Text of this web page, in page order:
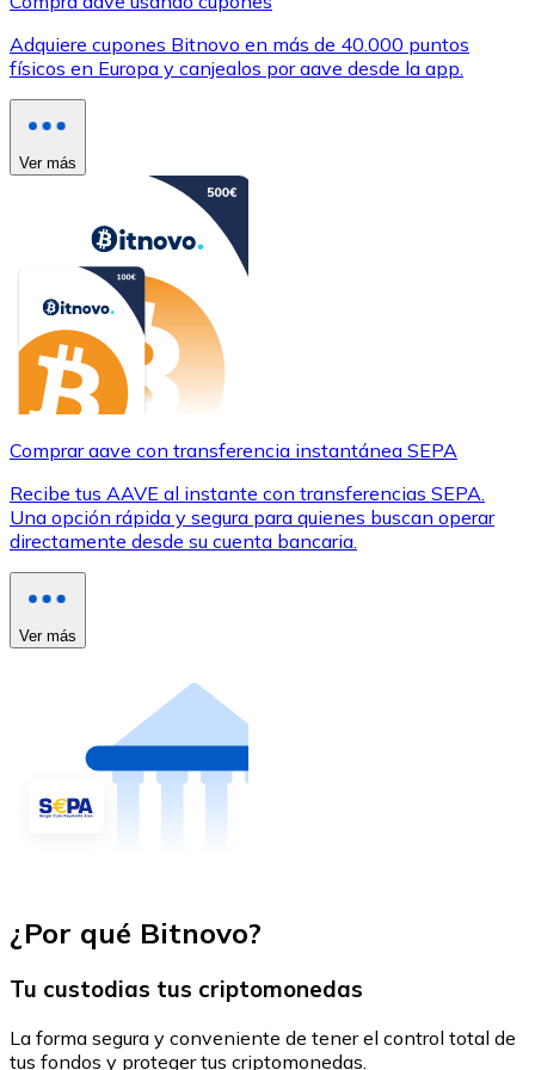
Adquiere cupones Bitnovo en más de 40.000 puntos
físicos en Europa y canjealos por aave desde la app.
Ver más
Comprar aave con transferencia instantánea SEPA
Recibe tus AAVE al instante con transferencias SEPA.
Una opción rápida y segura para quienes buscan operar
directamente desde su cuenta bancaria.
Ver más
¿Por qué Bitnovo?
Tu custodias tus criptomonedas
La forma segura y conveniente de tener el control total de
tus fondos y proteger tus criptomonedas.